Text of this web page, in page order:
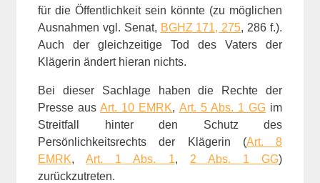
für die Öffentlichkeit sein könnte (zu möglichen
Ausnahmen vgl. Senat, BGHZ 171, 275, 286 f.).
Auch der gleichzeitige Tod des Vaters der
Klägerin ändert hieran nichts.
Bei dieser Sachlage haben die Rechte der
Presse ausArt. 10 EMRK, Art. 5 Abs. 1 GGim
Streitfall hinter den Schutz des
Persönlichkeitsrechts der Klägerin (Art. 8
EMRK,Art. 1 Abs. 1, 2 Abs. 1 GG)
zurückzutreten.